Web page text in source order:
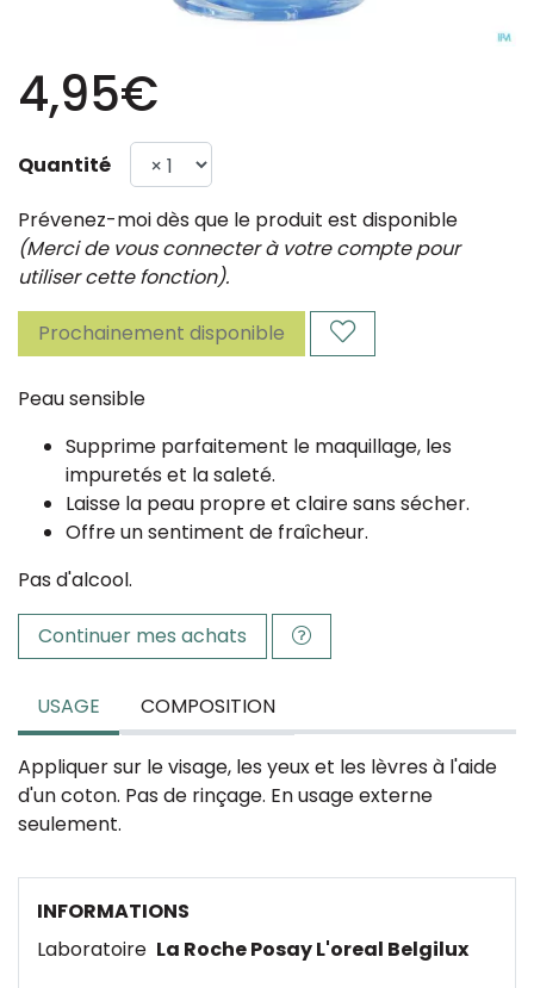
4,95€
Quantité
Prévenez-moi dès que le produit est disponible
(Merci de vous connecter à votre compte pour
utiliser cette fonction).
Prochainement disponible
Peau sensible
Supprime parfaitement le maquillage, les
impuretés et la saleté.
Laisse la peau propre et claire sans sécher.
Offre un sentiment de fraîcheur.
Pas d'alcool.
Continuer mes achats
USAGE COMPOSITION
Appliquer sur le visage, les yeux et les lèvres à l'aide
d'un coton. Pas de rinçage. En usage externe
seulement.
INFORMATIONS
Laboratoire La Roche Posay L'oreal Belgilux